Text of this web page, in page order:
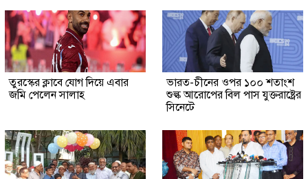
তুরস্কের ক্লাবে যোগ দিয়ে এবার
জমি পেলেন সালাহ
ভারত-চীনের ওপর ১০০ শতাংশ
শুল্ক আরোপের বিল পাস যুক্তরাষ্ট্রের
সিনেটে